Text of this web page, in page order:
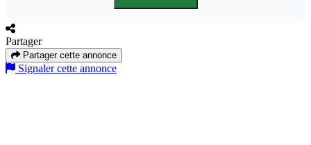
Partager
Partager cette annonce
Signaler cette annonce